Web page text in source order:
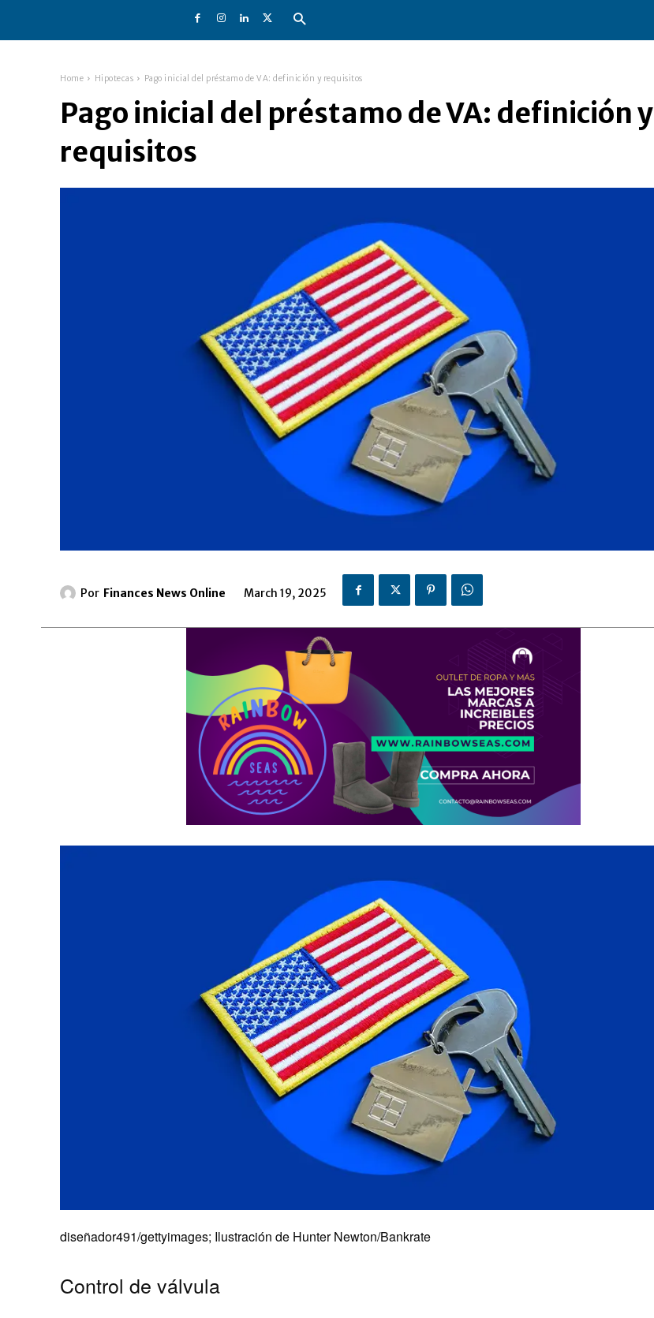
Home Hipotecas Pago inicial del préstamo de VA: definición y requisitos
Pago inicial del préstamo de VA: definición y
requisitos
Por Finances News Online March 19, 2025
diseñador491/gettyimages; Ilustración de Hunter Newton/Bankrate
Control de válvula